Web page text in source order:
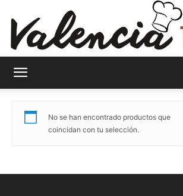
No se han encontrado productos que
coincidan con tu selección.